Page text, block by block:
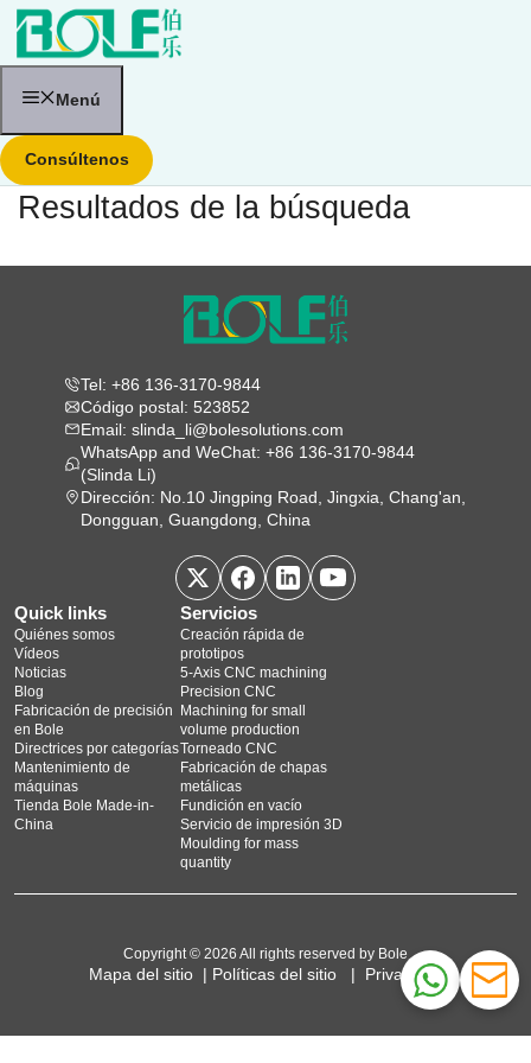
Saltar
contenido
Menú
Consúltenos
Resultados de la búsqueda
Tel: +86 136-3170-9844
Código postal: 523852
Email: slinda_li@bolesolutions.com
WhatsApp and WeChat: +86 136-3170-9844
(Slinda Li)
Dirección: No.10 Jingping Road, Jingxia, Chang'an,
Dongguan, Guangdong, China
Quick links
Quiénes somos
Vídeos
Noticias
Blog
Fabricación de precisión
en Bole
Directrices por categorías
Mantenimiento de
máquinas
Tienda Bole Made-in-
China
Servicios
Creación rápida de
prototipos
5‑Axis CNC machining
Precision CNC
Machining for small
volume production
Torneado CNC
Fabricación de chapas
metálicas
Fundición en vacío
Servicio de impresión 3D
Moulding for mass
quantity
Copyright © 2026 All rights reserved by Bole
Mapa del sitio | Políticas del sitio | Privacidad